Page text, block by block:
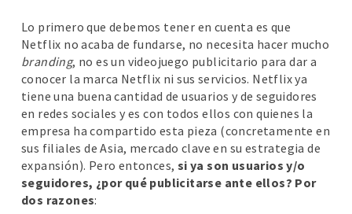
Lo primero que debemos tener en cuenta es que
Netflix no acaba de fundarse, no necesita hacer mucho
branding, no es un videojuego publicitario para dar a
conocer la marca Netflix ni sus servicios. Netflix ya
tiene una buena cantidad de usuarios y de seguidores
en redes sociales y es con todos ellos con quienes la
empresa ha compartido esta pieza (concretamente en
sus filiales de Asia, mercado clave en su estrategia de
expansión). Pero entonces, si ya son usuarios y/o
seguidores, ¿por qué publicitarse ante ellos? Por
dos razones: